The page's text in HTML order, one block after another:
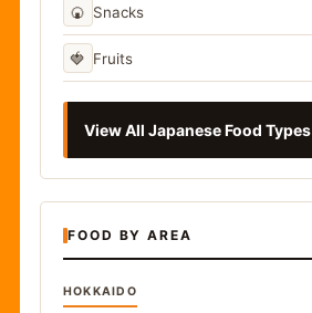
🍘 Snacks
🍓 Fruits
View All Japanese Food Types
FOOD BY AREA
HOKKAIDO